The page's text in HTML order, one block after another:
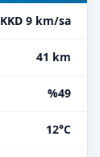
KKD 9 km/sa
41 km
%49
12°C